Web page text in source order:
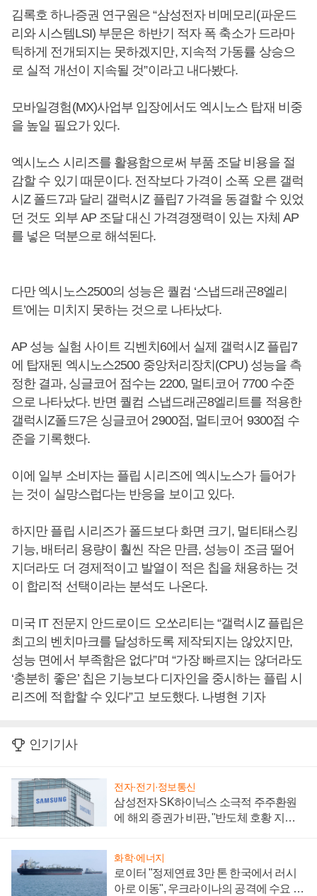
김록호 하나증권 연구원은 “삼성전자 비메모리(파운드
리와 시스템LSI) 부문은 하반기 적자 폭 축소가 드라마
틱하게 전개되지는 못하겠지만, 지속적 가동률 상승으
로 실적 개선이 지속될 것”이라고 내다봤다.
모바일경험(MX)사업부 입장에서도 엑시노스 탑재 비중
을 높일 필요가 있다.
엑시노스 시리즈를 활용함으로써 부품 조달 비용을 절
감할 수 있기 때문이다. 전작보다 가격이 소폭 오른 갤럭
시Z 폴드7과 달리 갤럭시Z 플립7 가격을 동결할 수 있었
던 것도 외부 AP 조달 대신 가격경쟁력이 있는 자체 AP
를 넣은 덕분으로 해석된다.
다만 엑시노스2500의 성능은 퀄컴 ‘스냅드래곤8엘리
트’에는 미치지 못하는 것으로 나타났다.
AP 성능 실험 사이트 긱벤치6에서 실제 갤럭시Z 플립7
에 탑재된 엑시노스2500 중앙처리장치(CPU) 성능을 측
정한 결과, 싱글코어 점수는 2200, 멀티코어 7700 수준
으로 나타났다. 반면 퀄컴 스냅드래곤8엘리트를 적용한
갤럭시Z폴드7은 싱글코어 2900점, 멀티코어 9300점 수
준을 기록했다.
이에 일부 소비자는 플립 시리즈에 엑시노스가 들어가
는 것이 실망스럽다는 반응을 보이고 있다.
하지만 플립 시리즈가 폴드보다 화면 크기, 멀티태스킹
기능, 배터리 용량이 훨씬 작은 만큼, 성능이 조금 떨어
지더라도 더 경제적이고 발열이 적은 칩을 채용하는 것
이 합리적 선택이라는 분석도 나온다.
미국 IT 전문지 안드로이드 오쏘리티는 “갤럭시Z 플립은
최고의 벤치마크를 달성하도록 제작되지는 않았지만,
성능 면에서 부족함은 없다”며 “가장 빠르지는 않더라도
‘충분히 좋은’ 칩은 기능보다 디자인을 중시하는 플립 시
리즈에 적합할 수 있다”고 보도했다. 나병현 기자
인기기사
전자·전기·정보통신
삼성전자 SK하이닉스 소극적 주주환원
에 해외 증권가 비판, "반도체 호황 지속
화학·에너지
로이터 "정제연료 3만 톤 한국에서 러시
아로 이동", 우크라이나의 공격에 수요 늘